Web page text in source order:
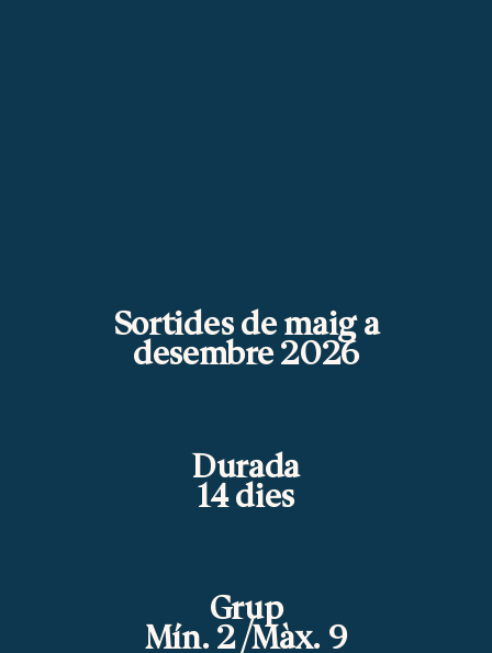
Sortides de maig a
desembre 2026
Durada
14 dies
Grup
Mín. 2 /Màx. 9